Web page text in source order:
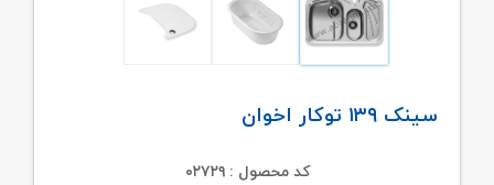
سینک ۱۳۹ توکار اخوان
کد محصول : ۰۲۷۲۹